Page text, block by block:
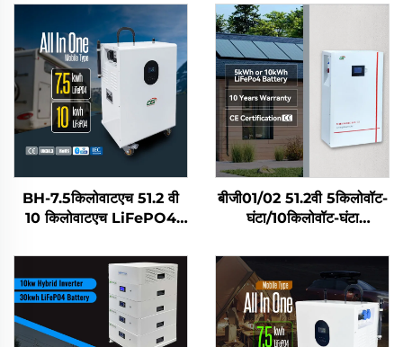
BH-7.5किलोवाटएच 51.2 वी
10 किलोवाटएच LiFePO4
भंडारण प्रणाली बैटरी मोबाइल
पावर स्टेशन रेजिडेंशियल उपयोग
के लिए
बीजी01/02 51.2वी 5किलोवॉट-
घंटा/10किलोवॉट-घंटा
ऊर्जा भंडारण प्रणाली